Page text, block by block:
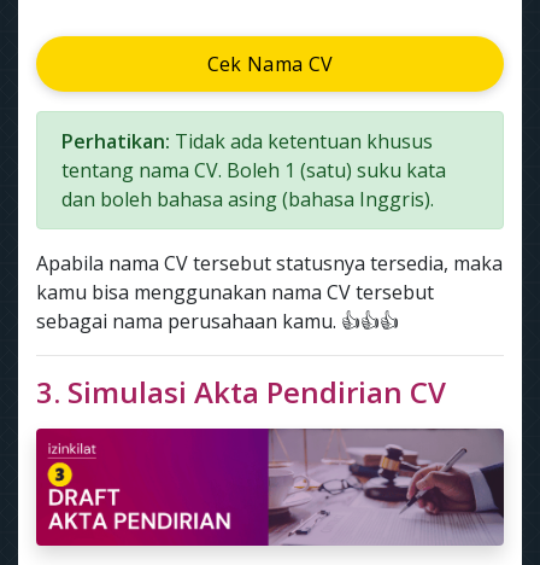
Cek Nama CV
Perhatikan: Tidak ada ketentuan khusus
tentang nama CV. Boleh 1 (satu) suku kata
dan boleh bahasa asing (bahasa Inggris).
Apabila nama CV tersebut statusnya tersedia, maka
kamu bisa menggunakan nama CV tersebut
sebagai nama perusahaan kamu. 👍👍👍
3. Simulasi Akta Pendirian CV